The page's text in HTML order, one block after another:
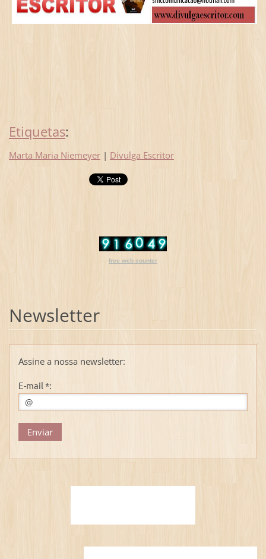
Etiquetas:
Marta Maria Niemeyer | Divulga Escritor
free web counter
Newsletter
Assine a nossa newsletter:
E-mail *: